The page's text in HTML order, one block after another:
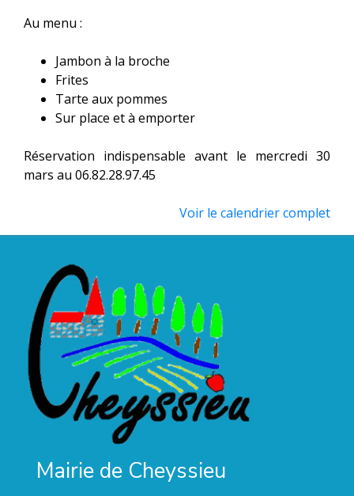
Au menu :
Jambon à la broche
Frites
Tarte aux pommes
Sur place et à emporter
Réservation indispensable avant le mercredi 30
mars au 06.82.28.97.45
Voir le calendrier complet
Mairie de Cheyssieu